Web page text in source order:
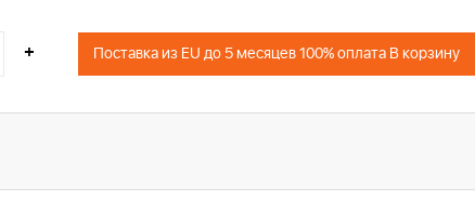
+ Поставка из EU до 5 месяцев 100% оплата В корзину